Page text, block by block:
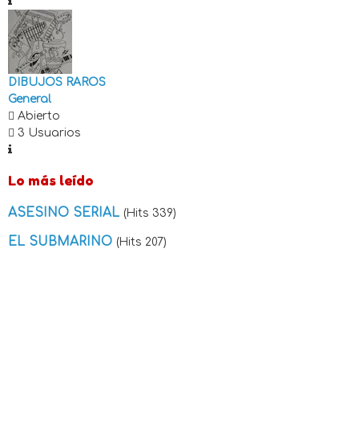
DIBUJOS RAROS
General
Abierto
3 Usuarios
Lo más leído
ASESINO SERIAL (Hits 339)
EL SUBMARINO (Hits 207)